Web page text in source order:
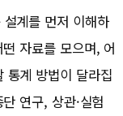
계를 먼저 이해하
자료를 모으며, 어
통계 방법이 달라집
연구, 상관·실험